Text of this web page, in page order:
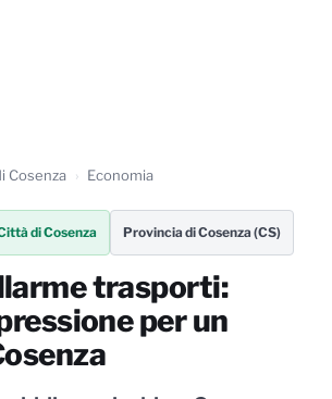
Cosenza Economia
di Cosenza Provincia di Cosenza (CS)
trasporti:
per un